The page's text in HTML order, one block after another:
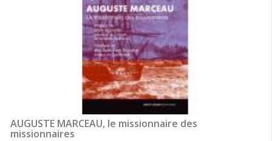
AUGUSTE MARCEAU, le missionnaire des
missionnaires